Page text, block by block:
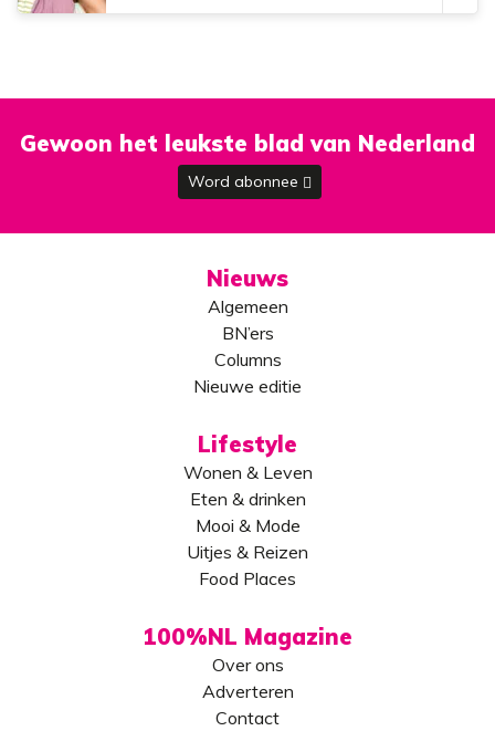
Gewoon het leukste blad van Nederland
Word abonnee
Nieuws
Algemeen
BN’ers
Columns
Nieuwe editie
Lifestyle
Wonen & Leven
Eten & drinken
Mooi & Mode
Uitjes & Reizen
Food Places
100%NL Magazine
Over ons
Adverteren
Contact